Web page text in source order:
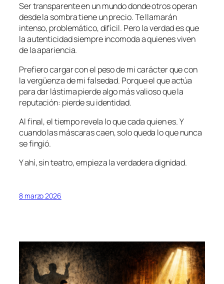
Ser transparente en un mundo donde otros operan
desde la sombra tiene un precio. Te llamarán
intenso, problemático, difícil. Pero la verdad es que
la autenticidad siempre incomoda a quienes viven
de la apariencia.
Prefiero cargar con el peso de mi carácter que con
la vergüenza de mi falsedad. Porque el que actúa
para dar lástima pierde algo más valioso que la
reputación: pierde su identidad.
Al final, el tiempo revela lo que cada quien es. Y
cuando las máscaras caen, solo queda lo que nunca
se fingió.
Y ahí, sin teatro, empieza la verdadera dignidad.
8 marzo 2026